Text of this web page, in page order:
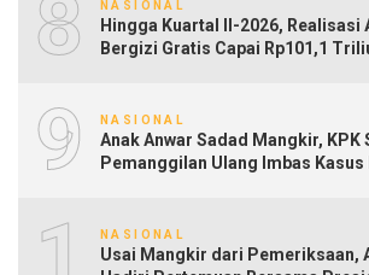
8 NASIONAL
Hingga Kuartal II-2026, Realisasi
Bergizi Gratis Capai Rp101,1
9 NASIONAL
Anak Anwar Sadad Mangkir, KPK
Pemanggilan Ulang Imbas Kasus
10NASIONAL
Usai Mangkir dari Pemeriksaan,